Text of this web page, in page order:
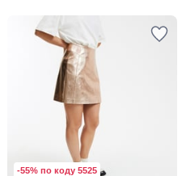
-55% по коду 5525